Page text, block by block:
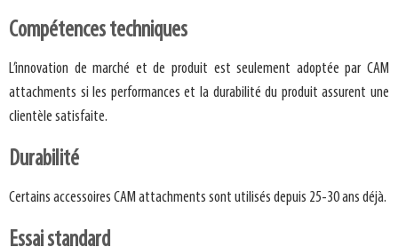
Devenez client
Compétences techniques
L’innovation de marché et de produit est seulement adoptée par CAM
attachments si les performances et la durabilité du produit assurent une
clientèle satisfaite.
Durabilité
Certains accessoires CAM attachments sont utilisés depuis 25-30 ans déjà.
Essai standard